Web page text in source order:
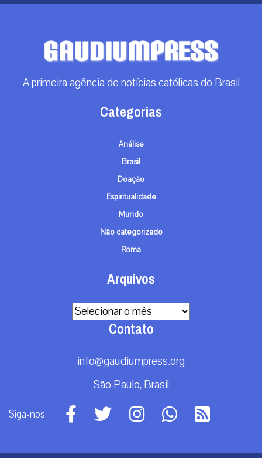
A primeira agência de notícias católicas do Brasil
Categorias
Análise
Brasil
Doação
Espiritualidade
Mundo
Não categorizado
Roma
Arquivos
Arquivos
Contato
info@gaudiumpress.org
São Paulo, Brasil
Siga-nos